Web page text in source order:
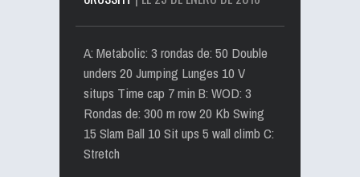
A: Metabolic: 3 rondas de: 50 Double
unders 20 Jumping Lunges 10 V
situps Time cap 7 min B: WOD: 3
Rondas de: 300 m row 20 Kb Swing
15 Slam Ball 10 Sit ups 5 wall climb C:
Stretch